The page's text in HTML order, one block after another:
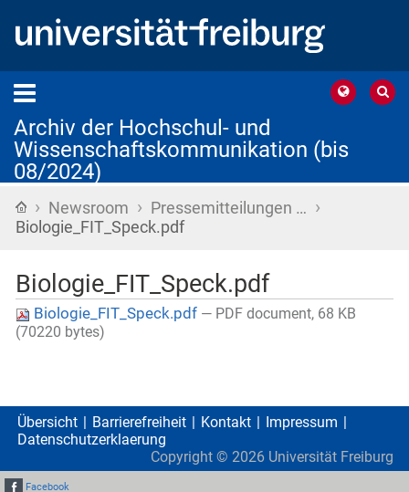
Archiv der Hochschul- und
Wissenschaftskommunikation (bis
08/2024)
Startseite
› Newsroom › Pressemitteilungen … ›
Biologie_FIT_Speck.pdf
Biologie_FIT_Speck.pdf
Biologie_FIT_Speck.pdf — PDF document, 68 KB
(70220 bytes)
Übersicht Barrierefreiheit Kontakt
Impressum
Datenschutzerklaerung
Copyright © 2026 Universität Freiburg
Facebook